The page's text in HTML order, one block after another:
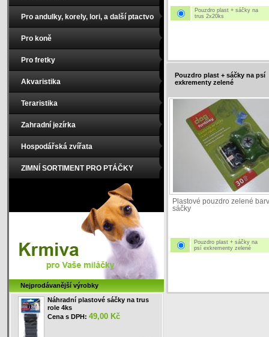
Pouzdro plast + sáčky na
trus 2x20ks
Pouzdro plast + sáčky na psí
exkrementy zelené
Plastové pouzdro zelené
sáčky
Pouzdro plast + sáčky na
psí exkrementy zelené
Pro andulky, korely, lori, a další ptactvo
Pro koně
Pro fretky
Akvaristika
Teraristika
Zahradní jezírka
Hospodářská zvířata
ZIMNÍ SORTIMENT PRO PTÁČKY
Nejprodávanější výrobky
Náhradní plastové sáčky na trus
role 4ks
Cena s DPH: 49,00 Kč